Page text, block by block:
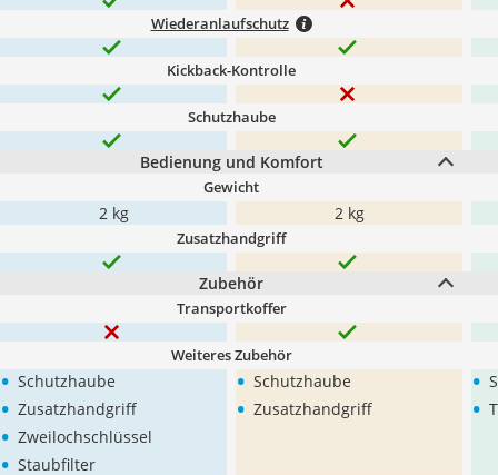
Wiederanlaufschutz
Kickback-Kontrolle
Schutzhaube
Bedienung und Komfort
Gewicht
2 kg 2 kg
Zusatzhandgriff
Zubehör
Transportkoffer
Weiteres Zubehör
• Schutzhaube
• Zusatzhandgriff
• Zweilochschlüssel
• Staubfilter
• Schutzhaube
• Zusatzhandgriff
•
•